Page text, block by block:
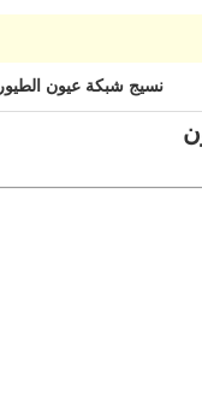
نسيج شبكة عيون الطيور